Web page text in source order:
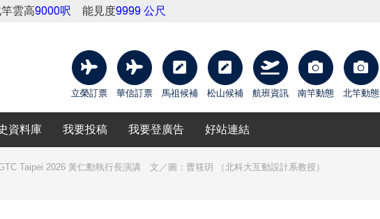
雲高9000呎 能見度9999 公尺
立榮訂票 華信訂票 馬祖候補 松山候補 航班資訊 南竿動態 北竿動態
資料庫 我要投稿 我要登廣告 好站連結
Taipei 2026 黃仁勳執行長演講 文／圖：曹筱玥 （北科大互動設計系教授）